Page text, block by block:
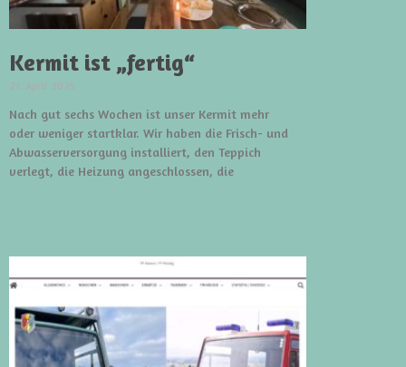
Kermit ist „fertig“
27. April 2025
Nach gut sechs Wochen ist unser Kermit mehr
oder weniger startklar. Wir haben die Frisch- und
Abwasserversorgung installiert, den Teppich
verlegt, die Heizung angeschlossen, die